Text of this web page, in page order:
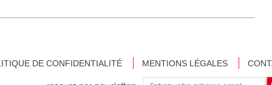
DE CONFIDENTIALITÉ MENTIONS LÉGALES